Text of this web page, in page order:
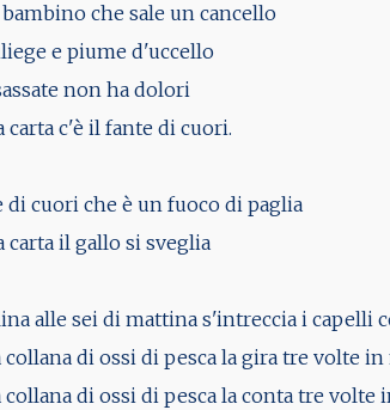
che sale un cancello
e piume d'uccello
non ha dolori
carta c'è il fante di cuori.
di cuori che è un fuoco di paglia
carta il gallo si sveglia
alle sei di mattina s'intreccia i capelli
collana di ossi di pesca la gira tre volte
collana di ossi di pesca la conta tre volte